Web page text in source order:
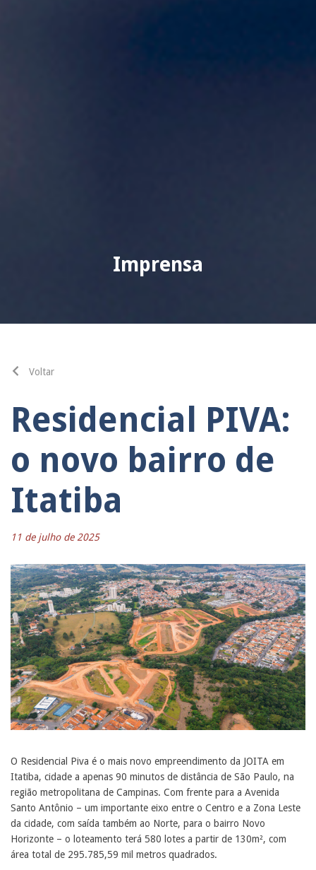
Imprensa
Voltar
Residencial PIVA:
o novo bairro de
Itatiba
11 de julho de 2025
O Residencial Piva é o mais novo empreendimento da JOITA em
Itatiba, cidade a apenas 90 minutos de distância de São Paulo, na
região metropolitana de Campinas. Com frente para a Avenida
Santo Antônio – um importante eixo entre o Centro e a Zona Leste
da cidade, com saída também ao Norte, para o bairro Novo
Horizonte – o loteamento terá 580 lotes a partir de 130m², com
área total de 295.785,59 mil metros quadrados.